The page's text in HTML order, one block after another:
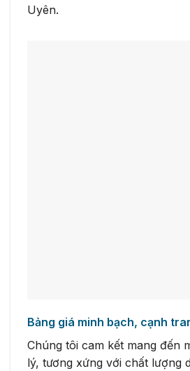
Uyên.
Bảng giá minh bạch, cạnh
Chúng tôi cam kết mang đến
lý, tương xứng với chất lượng